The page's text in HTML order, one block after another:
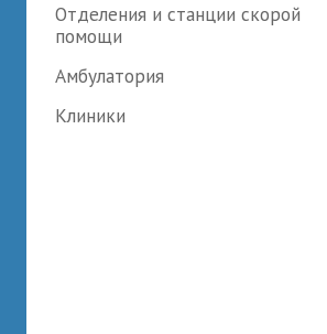
Отделения и станции скорой
помощи
Амбулатория
Клиники